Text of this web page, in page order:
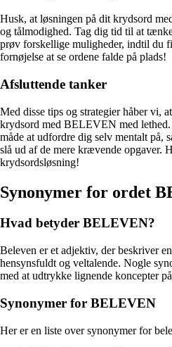
Husk, at løsningen på dit krydsord
og tålmodighed. Tag dig tid til at
prøv forskellige muligheder, indtil du
fornøjelse at se ordene falde på plads!
Afsluttende tanker
Med disse tips og strategier håber vi,
krydsord med BELEVEN med
måde at udfordre dig selv mentalt på,
slå ud af de mere krævende opgaver.
krydsordsløsning!
Synonymer for ordet
Hvad betyder BELEVEN?
Beleven er et adjektiv, der beskriver
hensynsfuldt og veltalende. Nogle
med at udtrykke lignende koncepter
Synonymer for BELEVEN
Her er en liste over synonymer for